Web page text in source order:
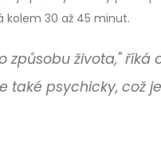
30 až 45 minut.
způsobu života," říká
také psychicky, což